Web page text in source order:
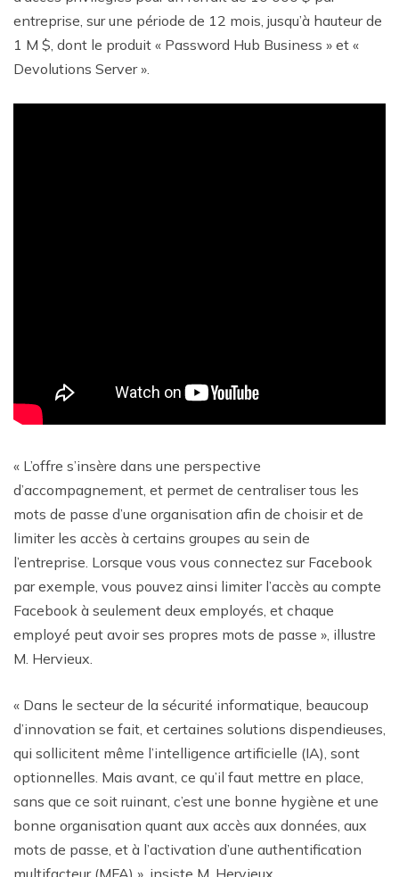
entreprise, surune période de 12 mois, jusqu’à hauteur de
1 M $, dont le produit « Password Hub Business » et «
Devolutions Server ».
« L’offre s’insère dans une perspective
d’accompagnement, et permet de centraliser tous les
mots de passe d’une organisation afin de choisir et de
limiter les accès à certains groupes au sein de
l’entreprise. Lorsque vous vous connectez sur Facebook
par exemple, vous pouvez ainsi limiter l’accès au compte
Facebook à seulement deux employés, et chaque
employé peut avoir ses propres mots de passe », illustre
M. Hervieux.
« Dans le secteur de la sécurité informatique, beaucoup
d’innovation se fait, et certaines solutions dispendieuses,
qui sollicitent même l’intelligence artificielle (IA), sont
optionnelles. Mais avant, ce qu’il faut mettre en place,
sans que ce soit ruinant, c’est une bonne hygiène et une
bonne organisation quant aux accès aux données, aux
mots de passe, et à l’activation d’une authentification
multifacteur (MFA) », insiste M. Hervieux.